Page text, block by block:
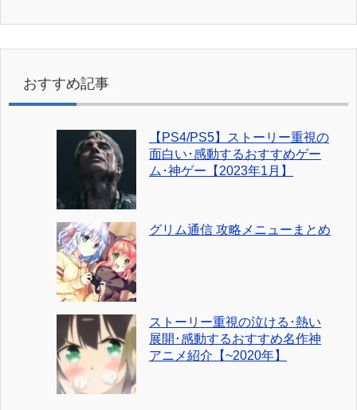
おすすめ記事
【PS4/PS5】ストーリー重視の
面白い･感動するおすすめゲー
ム･神ゲー【2023年1月】
グリム通信 攻略メニューまとめ
ストーリー重視の泣ける･熱い
展開･感動するおすすめ名作神
アニメ紹介【~2020年】